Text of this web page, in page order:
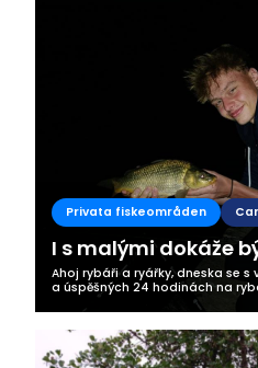
Privata fiskeområden
I s malými dokáže
Ahoj rybáři a ryářky, dneska se
a úspěšných 24 hodinách na
jednoho známého.Po příjezdu
budoucího rybáře. Po...